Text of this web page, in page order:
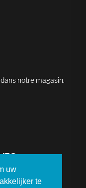
uw
te
notre magasin.